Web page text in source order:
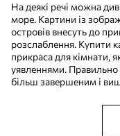
На деякі речі можна
море. Картини із
островів внесуть до
розслаблення. Купити
прикраса для кімнати,
уявленнями. Правильно
більш завершеним і